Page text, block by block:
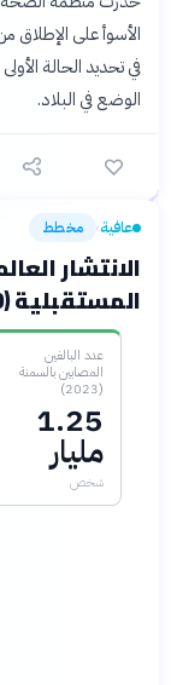
الأسوأ على
في تحديد الحالة
الوضع في البلاد.
عافية› مخطط
الانتشار
المستقبلية (2010-2035)
عدد البالغين
المصابين بالسمنة
(2023)
1.25
مليار
شخص